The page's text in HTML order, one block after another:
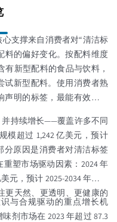
支撑来自消费者对“清洁标
料的偏好变化。按配料维度
有新型配料的食品与饮料，
试新型配料。使用消费者熟
明的标签，最能有效促进
持续增长——覆盖许多不同
模超过 1,242 亿美元，预计
分原因是消费者对清洁标签
塑市场驱动因素：2024 年
元，预计 2025-2034 年复合
更天然、更透明、更健康的
与合规驱动的重点增长机
剂市场在 2023 年超过 87.3